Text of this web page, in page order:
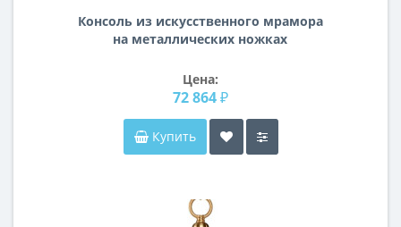
Консоль из искусственного мрамора
на металлических ножках
Цена:
72 864 ₽
Купить